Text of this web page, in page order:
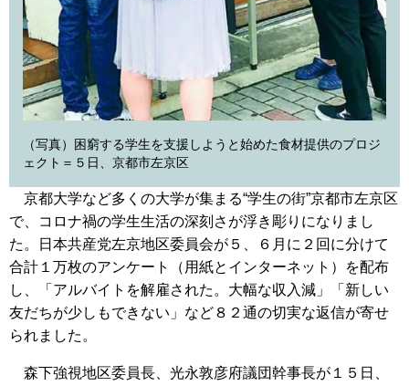
（写真）困窮する学生を支援しようと始めた食材提供のプロジ
ェクト＝５日、京都市左京区
京都大学など多くの大学が集まる“学生の街”京都市左京区
で、コロナ禍の学生生活の深刻さが浮き彫りになりまし
た。日本共産党左京地区委員会が５、６月に２回に分けて
合計１万枚のアンケート（用紙とインターネット）を配布
し、「アルバイトを解雇された。大幅な収入減」「新しい
友だちが少しもできない」など８２通の切実な返信が寄せ
られました。
森下強視地区委員長、光永敦彦府議団幹事長が１５日、